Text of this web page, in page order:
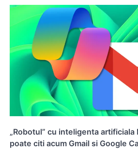
„Robotul” cu inteligenta
poate citi acum Gmail si Google